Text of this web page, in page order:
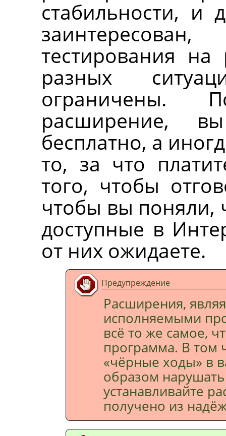
стабильности, и
тестирования
разных
ограничены.
расширение,
бесплатно, а
то, за что
того, чтобы
чтобы вы поняли,
доступные в
от них ожидаете.
Предупреждение
Расширения,
исполняемыми
всё то же самое,
программа. В том
«чёрные ходы» в
образом
устанавливайте
получено из